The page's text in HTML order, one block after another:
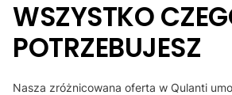
WSZYSTKO
POTRZEBUJESZ
Nasza zróżnicowana oferta w Qulanti